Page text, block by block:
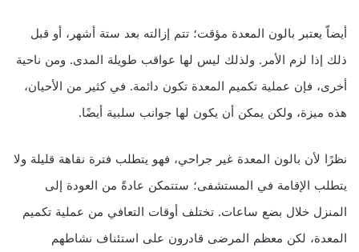
أيضاّ يعتبر بالون المعدة مؤقت؛ تتم إزالته بعد ستة أشهر، أو قبل
ذلك إذا لزم الأمر. ولذلك ليس لها عواقب طويلة المدى. ومن ناحية
أخرى، فإن عملية تكميم المعدة تكون دائمة. في كثير من الأحيان،
هذه ميزة، ولكن يمكن أن يكون لها جوانب سلبية أيضًا.
نظرًا لأن بالون المعدة غير جراحي، فهو يتطلب فترة نقاهة قليلة ولا
يتطلب الإقامة في المستشفى؛ ستتمكن عادةً من العودة إلى
المنزل خلال بضع ساعات. تختلف أوقات التعافي من عملية تكميم
المعدة، لكن معظم المرضى قادرون على استئناف نشاطهم